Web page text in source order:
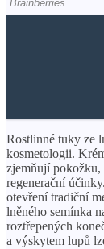
Rostlinné tuky ze
kosmetologii.
zjemňují pokožku,
regenerační
otevření tradiční
lněného semínka
roztřepených
a výskytem lupů